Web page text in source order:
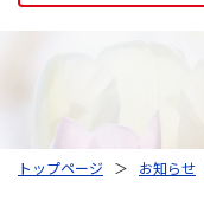
トップページ ＞ お知らせ